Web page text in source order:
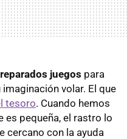
juegos para
volar. El que
tesoro. Cuando hemos
es pequeña, el rastro lo
cercano con la ayuda